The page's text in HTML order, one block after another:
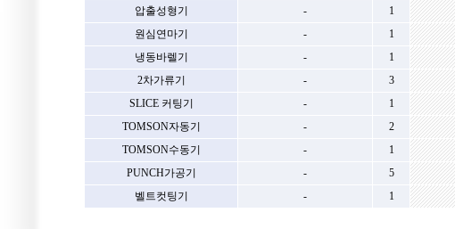
압출성형기
- 1
원심연마기
- 1
냉동바렐기
- 1
2차가류기
- 3
SLICE 커팅기
- 1
TOMSON자동기
- 2
TOMSON수동기
- 1
PUNCH가공기
- 5
벨트컷팅기
- 1